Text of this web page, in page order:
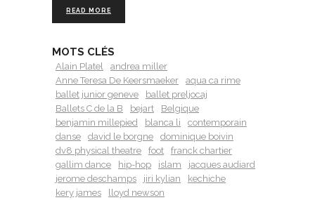
READ MORE
MOTS CLÉS
Alain Platel
andrea miller
Anne Teresa De Keersmaeker
aqua ca rime
ballet junior geneve
ballet preljocaj
Ballets C de la B
bejart
Belgique
benjamin millepied
blanca li
contemporain
danse
david le borgne
dominique boivin
dv8 physical theatre
foot
franck chartier
gallim dance
hip-hop islam
jacques audiard
jerome deschamps
jiri kylian
kechiche
kery james
lloyd newson